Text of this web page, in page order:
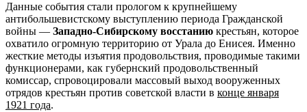
Данные события стали прологом к крупнейшему
антибольшевистскому выступлению периода Гражданской
войны — Западно-Сибирскому восстанию крестьян, которое
охватило огромную территорию от Урала до Енисея. Именно
жесткие методы изъятия продовольствия, проводимые такими
функционерами, как губернский продовольственный
комиссар, спровоцировали массовый выход вооруженных
отрядов крестьян против советской власти в конце января
1921 года.